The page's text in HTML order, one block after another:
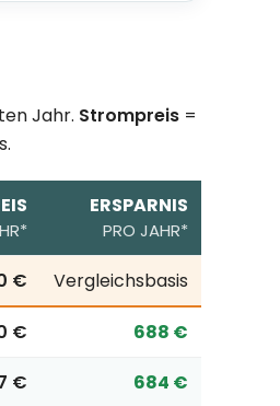
Jahr. Strompreis =
= örtlicher
ERSPARNIS
PRO JAHR*
€ Vergleichsbasis
€
688 €
€
684 €